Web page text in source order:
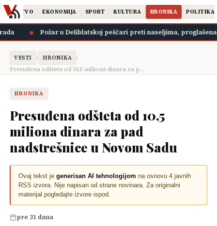
DRUŠTVO EKONOMIJA SPORT KULTURA HRONIKA POLITIKA
Požar u Deliblatskoj peščari preti naseljima, proglašena
VESTI › HRONIKA ›
Presuđena odšteta od 10,5 miliona dinara za p…
HRONIKA
Presuđena odšteta od 10,5
miliona dinara za pad
nadstrešnice u Novom Sadu
Ovaj tekst je generisan AI tehnologijom na osnovu 4 javnih
RSS izvora. Nije napisan od strane novinara. Za originalni
materijal pogledajte izvore ispod.
pre 31 dana